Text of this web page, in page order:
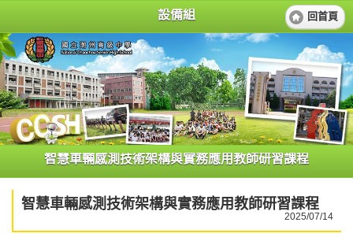
設備組 回首頁
智慧車輛感測技術架構與實務應用教師研習課程
智慧車輛感測技術架構與實務應用教師研習課程
2025/07/14